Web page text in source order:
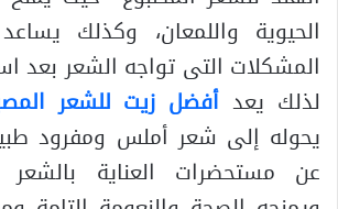
الحيوية واللمعان، وكذلك
المشكلات التى تواجه الشعر بعد
لذلك يعد أفضل زيت للشعر
يحوله إلى شعر أملس ومفرود
عن مستحضرات العناية